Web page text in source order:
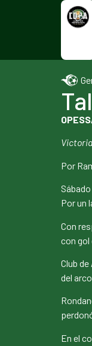
Por
Por un
Con
con gol
Club
del
En el